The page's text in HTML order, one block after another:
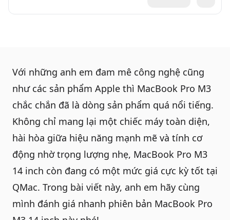
Với những anh em đam mê công nghệ cũng
như các sản phẩm Apple thì MacBook Pro M3
chắc chắn đã là dòng sản phẩm quá nổi tiếng.
Không chỉ mang lại một chiếc máy toàn diện,
hài hòa giữa hiệu năng mạnh mẽ và tính cơ
động nhờ trọng lượng nhẹ, MacBook Pro M3
14 inch còn đang có một mức giá cực kỳ tốt tại
QMac. Trong bài viết này, anh em hãy cùng
mình đánh giá nhanh phiên bản MacBook Pro